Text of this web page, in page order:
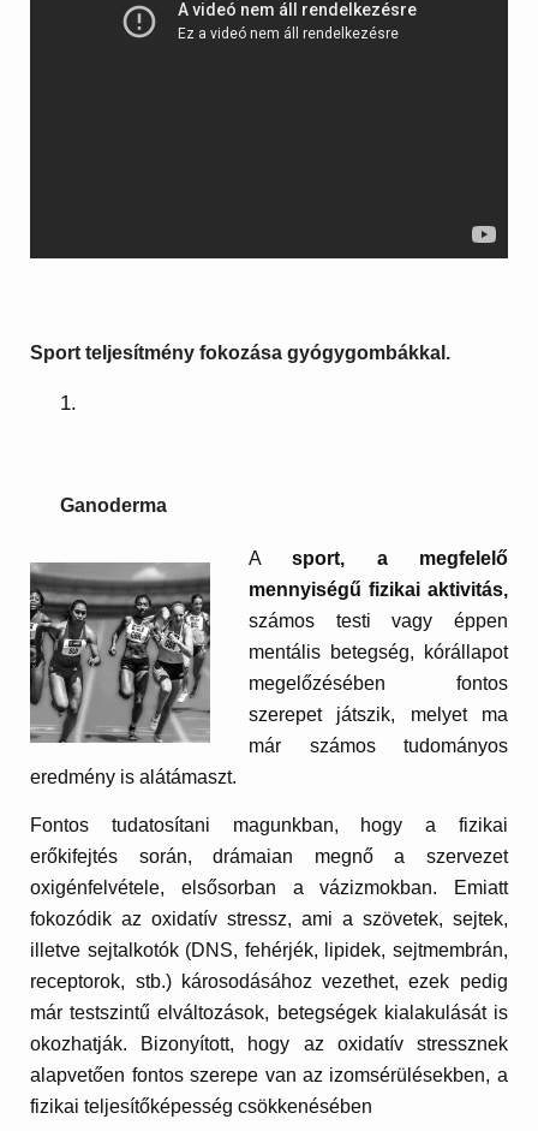
Sport teljesítmény fokozása gyógygombákkal.
Ganoderma
Asport, a megfelelő
mennyiségű fizikai aktivitás,
számos testi vagy éppen
mentális betegség, kórállapot
megelőzésében fontos
szerepet játszik, melyet ma
már számos tudományos
eredmény is alátámaszt.
Fontos tudatosítani magunkban, hogy a fizikai
erőkifejtés során, drámaian megnő a szervezet
oxigénfelvétele, elsősorban a vázizmokban. Emiatt
fokozódik az oxidatív stressz, ami a szövetek, sejtek,
illetve sejtalkotók (DNS, fehérjék, lipidek, sejtmembrán,
receptorok, stb.) károsodásához vezethet, ezek pedig
már testszintű elváltozások, betegségek kialakulását is
okozhatják. Bizonyított, hogy az oxidatív stressznek
alapvetően fontos szerepe van az izomsérülésekben, a
fizikai teljesítőképesség csökkenésében